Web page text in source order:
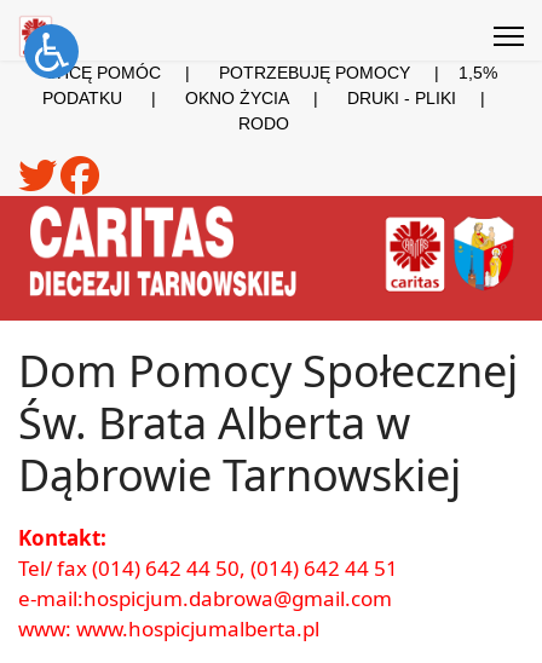
CHCĘ POMÓC | POTRZEBUJĘ POMOCY | 1,5%
PODATKU
| OKNO ŻYCIA | DRUKI - PLIKI
|
RODO
Dom Pomocy Społecznej
Św. Brata Alberta w
Dąbrowie Tarnowskiej
Kontakt:
Tel/ fax (014) 642 44 50, (014) 642 44 51
e-mail:hospicjum.dabrowa@gmail.com
www: www.hospicjumalberta.pl